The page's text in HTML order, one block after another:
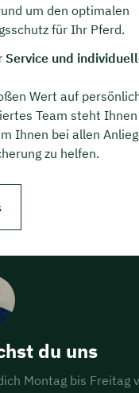
um den optimalen
für Ihr Pferd.
Service und
Wert auf
Team steht
Ihnen bei allen
zu helfen.
du uns
Montag bis Freitag